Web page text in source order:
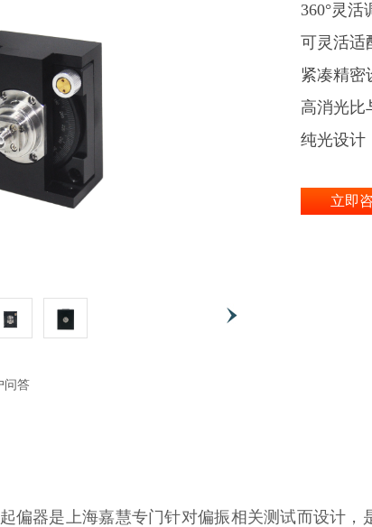
360°灵活
可灵活适
紧凑精密
高消光比
纯光设计
立即
问答
偏器是上海嘉慧专门针对偏振相关测试而设计